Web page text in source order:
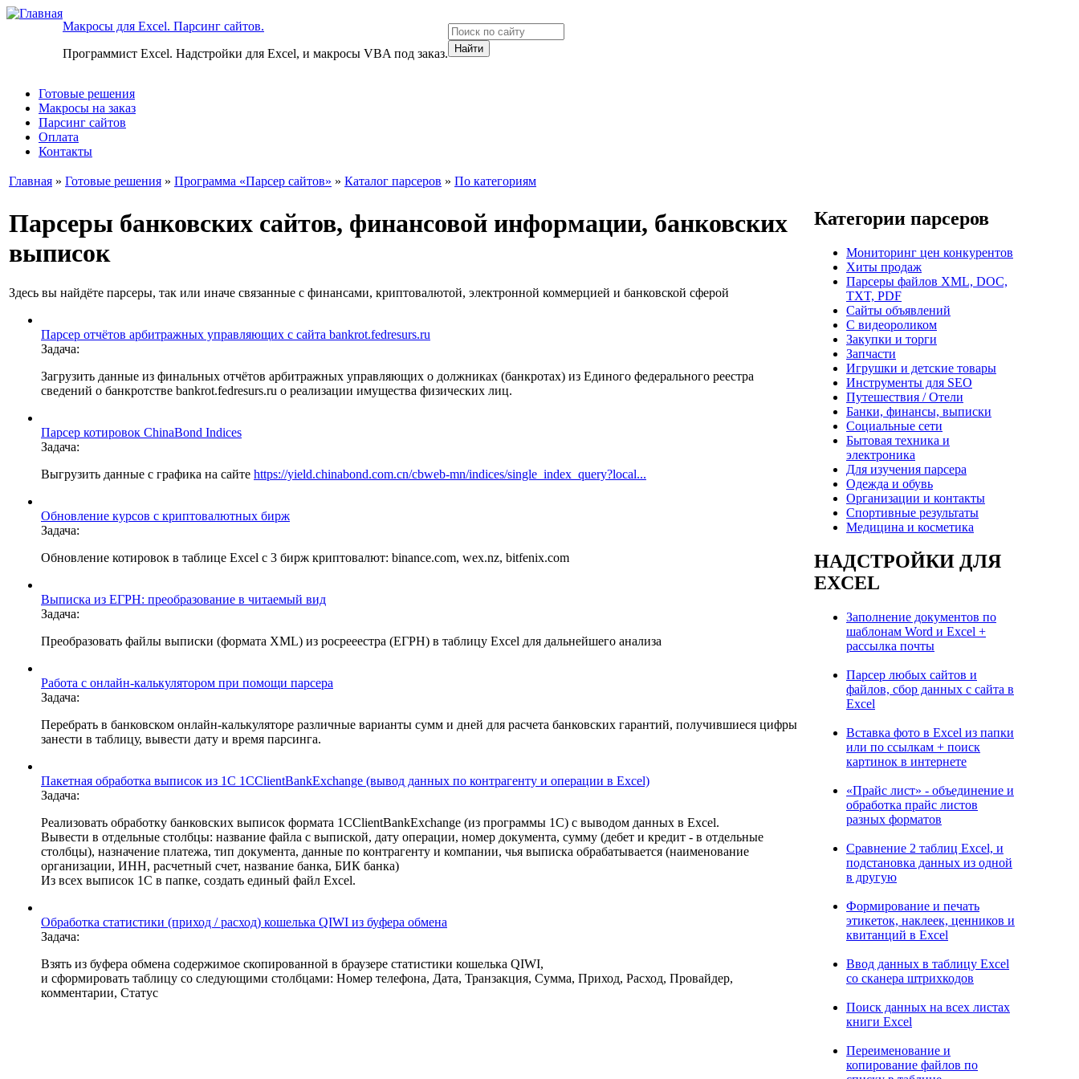
Макросы для Excel. Парсинг сайтов.
Программист Excel. Надстройки для Excel, и макросы VBA под заказ.
Готовые решения
Макросы на заказ
Парсинг сайтов
Оплата
Контакты
Главная » Готовые решения » Программа «Парсер сайтов» » Каталог парсеров » По категориям
Парсеры банковских сайтов, финансовой информации, банковских
выписок
Здесь вы найдёте парсеры, так или иначе связанные с финансами, криптовалютой, электронной коммерцией и банковской сферой
Парсер отчётов арбитражных управляющих с сайта bankrot.fedresurs.ru
Задача:
Загрузить данные из финальных отчётов арбитражных управляющих о должниках (банкротах) из Единого федерального реестра
сведений о банкротстве bankrot.fedresurs.ru о реализации имущества физических лиц.
Парсер котировок ChinaBond Indices
Задача:
Выгрузить данные с графика на сайте https://yield.chinabond.com.cn/cbweb-mn/indices/single_index_query?local...
Обновление курсов с криптовалютных бирж
Задача:
Обновление котировок в таблице Excel с 3 бирж криптовалют: binance.com, wex.nz, bitfenix.com
Выписка из ЕГРН: преобразование в читаемый вид
Задача:
Преобразовать файлы выписки (формата XML) из росрееестра (ЕГРН) в таблицу Excel для дальнейшего анализа
Работа с онлайн-калькулятором при помощи парсера
Задача:
Перебрать в банковском онлайн-калькуляторе различные варианты сумм и дней для расчета банковских гарантий, получившиеся цифры
занести в таблицу, вывести дату и время парсинга.
Пакетная обработка выписок из 1С 1CClientBankExchange (вывод данных по контрагенту и операции в Excel)
Задача:
Реализовать обработку банковских выписок формата 1CClientBankExchange (из программы 1С) с выводом данных в Excel.
Вывести в отдельные столбцы: название файла с выпиской, дату операции, номер документа, сумму (дебет и кредит - в отдельные
столбцы), назначение платежа, тип документа, данные по контрагенту и компании, чья выписка обрабатывается (наименование
организации, ИНН, расчетный счет, название банка, БИК банка)
Из всех выписок 1С в папке, создать единый файл Excel.
Обработка статистики (приход / расход) кошелька QIWI из буфера обмена
Задача:
Взять из буфера обмена содержимое скопированной в браузере статистики кошелька QIWI,
и сформировать таблицу со следующими столбцами: Номер телефона, Дата, Транзакция, Сумма, Приход, Расход, Провайдер,
комментарии, Статус
Категории парсеров
Мониторинг цен конкурентов
Хиты продаж
Парсеры файлов XML, DOC,
TXT, PDF
Сайты объявлений
С видеороликом
Закупки и торги
Запчасти
Игрушки и детские товары
Инструменты для SEO
Путешествия / Отели
Банки, финансы, выписки
Социальные сети
Бытовая техника и
электроника
Для изучения парсера
Одежда и обувь
Организации и контакты
Спортивные результаты
Медицина и косметика
НАДСТРОЙКИ ДЛЯ
EXCEL
Заполнение документов по
шаблонам Word и Excel +
рассылка почты
Парсер любых сайтов и
файлов, сбор данных с сайта в
Excel
Вставка фото в Excel из папки
или по ссылкам + поиск
картинок в интернете
«Прайс лист» - объединение и
обработка прайс листов
разных форматов
Сравнение 2 таблиц Excel, и
подстановка данных из одной
в другую
Формирование и печать
этикеток, наклеек, ценников и
квитанций в Excel
Ввод данных в таблицу Excel
со сканера штрихкодов
Поиск данных на всех листах
книги Excel
Переименование и
копирование файлов по